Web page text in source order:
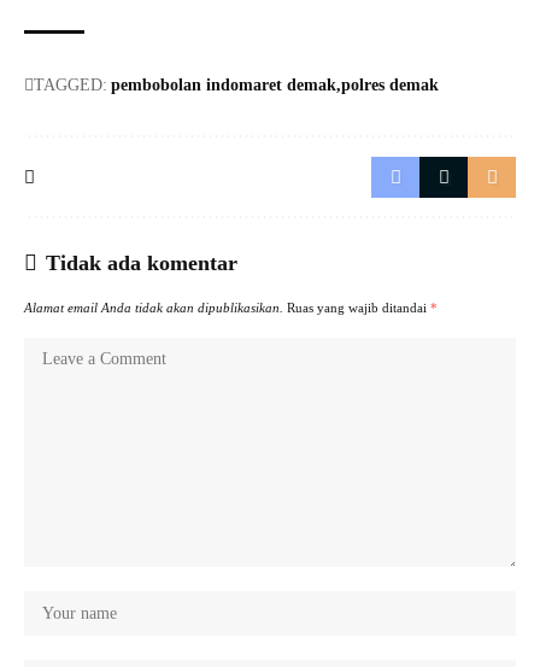
TAGGED: pembobolan indomaret demak polres demak
Tidak ada komentar
Alamat email Anda tidak akan dipublikasikan. Ruas yang wajib ditandai *